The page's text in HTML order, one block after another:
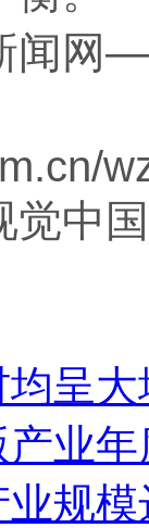
闻网
觉中国
呈大
产业
规模